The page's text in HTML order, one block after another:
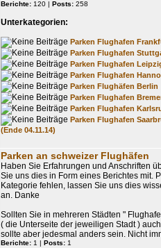
Berichte: 120 | Posts: 258
Unterkategorien:
Parken Flughafen
Parken Flughafen
Parken Flughafen
Parken Flughafen
Parken Flughäfen Berlin
Parken Flughafen
Parken Flughafen
Parken Flughafen
(Ende 04.11.14)
Parken an schweizer Flughäfen
Haben Sie Erfahrungen und Anschriften
Sie uns dies in Form eines Berichtes mit.
Kategorie fehlen, lassen Sie uns dies
an. Danke
Sollten Sie in mehreren Städten "
( die Unterseite der jeweiligen Stadt )
sollte aber jedesmal anders sein. Nicht
Berichte: 1 | Posts: 1